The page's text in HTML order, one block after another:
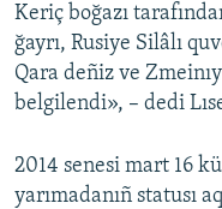
RFE/RS bütün
Keriç boğazı
ğayrı, Rusiye Silâlı
Qara deñiz ve
belgilendi», – dedi
2014 senesi mart 16
yarımadanıñ statusı